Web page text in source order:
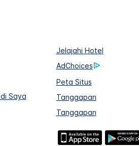
Saya
Jelajahi Hotel
AdChoices
Peta Situs
Tanggapan
Tanggapan